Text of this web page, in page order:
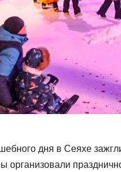
дня в Сеяхе
организовали